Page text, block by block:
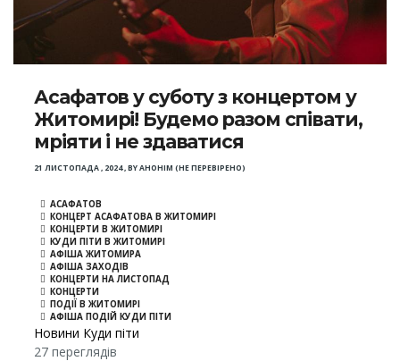
Асафатов у суботу з концертом у
Житомирі! Будемо разом співати,
мріяти і не здаватися
21 ЛИСТОПАДА , 2024,BYАНОНІМ (НЕ ПЕРЕВІРЕНО)
АСАФАТОВ
КОНЦЕРТ АСАФАТОВА В ЖИТОМИРІ
КОНЦЕРТИ В ЖИТОМИРІ
КУДИ ПІТИ В ЖИТОМИРІ
АФІША ЖИТОМИРА
АФІША ЗАХОДІВ
КОНЦЕРТИ НА ЛИСТОПАД
КОНЦЕРТИ
ПОДІЇ В ЖИТОМИРІ
АФІША ПОДІЙ КУДИ ПІТИ
Новини Куди піти
27 переглядів